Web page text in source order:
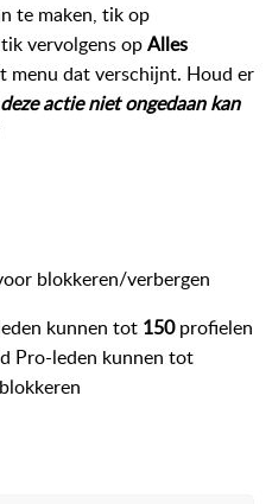
te maken, tik op
vervolgens opAlles
menu dat verschijnt. Houd er
deze actie niet ongedaan kan
blokkeren/verbergen
kunnen tot 150profielen
Pro-leden kunnen tot